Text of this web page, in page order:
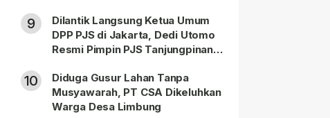
9
Dilantik Langsung Ketua Umum
DPP PJS di Jakarta, Dedi Utomo
Resmi Pimpin PJS Tanjungpinang-
10
Diduga Gusur Lahan Tanpa
Musyawarah, PT CSA Dikeluhkan
Warga Desa Limbung